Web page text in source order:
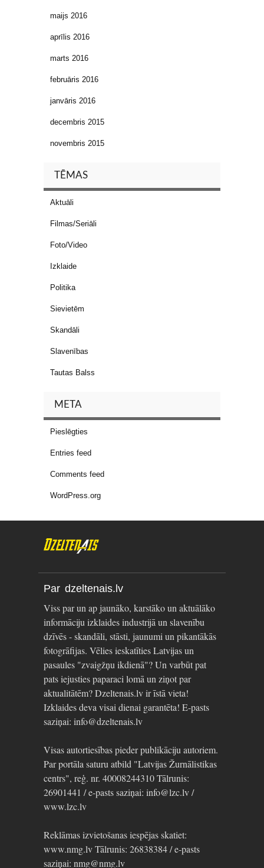
maijs 2016
aprīlis 2016
marts 2016
februāris 2016
janvāris 2016
decembris 2015
novembris 2015
TĒMAS
Aktuāli
Filmas/Seriāli
Foto/Video
Izklaide
Politika
Sievietēm
Skandāli
Slavenības
Tautas Balss
META
Pieslēgties
Entries feed
Comments feed
WordPress.org
Par dzeltenais.lv
Viss par un ap jaunāko, karstāko un aktuālāko
informāciju izklaides industrijā un slavenību
dzīvēs - skandāli, stāsti, jaunumi un pikantākās
fotogrāfijas. Vēlies ieskatīties Latvijas un
pasaules "zvaigžņu ikdienā"? Un varbūt pat
pats iejusties paparaci lomā un ziņot par
aktualitātēm? Dzeltenais.lv ir īstā vieta!
Izklaides deva visai dienai garantēta! E-pasts
saziņai: info@dzeltenais.lv
Visas autortiesības pieder publikāciju autoriem.
Par portāla saturu atbild "Latvijas Žurnālistikas
centrs", reģ. nr. 40008244310 Tālrunis:
26901441 / e-pasts saziņai: info@lzc.lv /
www.lzc.lv
Reklāmas izvietošanas iespējas skatiet:
www.nmg.lv Tālrunis: 26838384 / e-pasts
saziņai: nmg@nmg.lv